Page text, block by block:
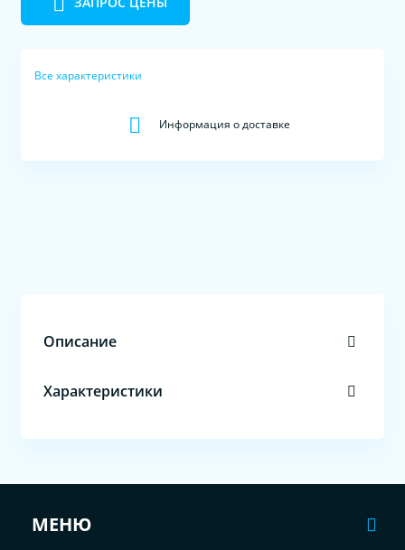
Все характеристики
Информация о доставке
Описание
Характеристики
МЕНЮ